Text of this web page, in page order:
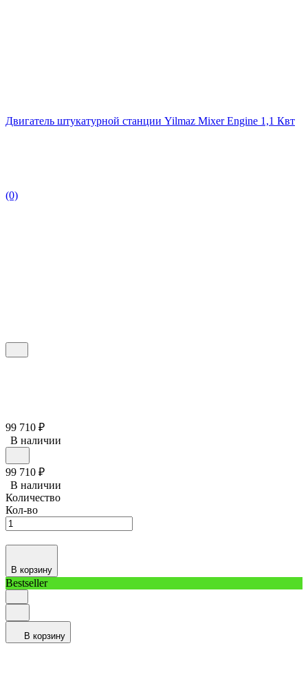
Двигатель штукатурной станции Yilmaz Mixer Engine 1,1 Квт
(0)
99 710 ₽
В наличии
99 710 ₽
В наличии
Количество
Кол-во
В корзину
Bestseller
В корзину